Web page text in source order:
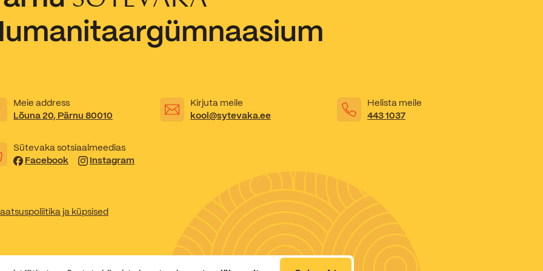
Kooliõde ja koolipsühholoogid
Meie address
Lõuna 20, Pärnu 80010
Kirjuta meile
kool@sytevaka.ee
Helista meile
443 1037
Sütevaka sotsiaalmeedias
Facebook
Instagram
ja küpsised